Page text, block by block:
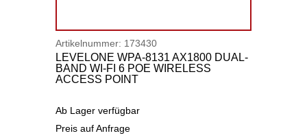
Artikelnummer: 173430
LEVELONE WPA-8131 AX1800 DUAL-
BAND WI-FI 6 POE WIRELESS
ACCESS POINT
Ab Lager verfügbar
Preis auf Anfrage